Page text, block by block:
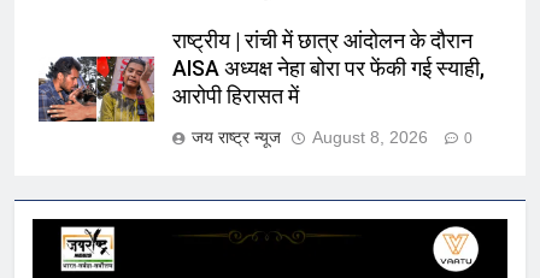
राष्ट्रीय | रांची में छात्र आंदोलन के दौरान
AISA अध्यक्ष नेहा बोरा पर फेंकी गई स्याही,
आरोपी हिरासत में
जय राष्ट्र न्यूज August 8, 2026 0